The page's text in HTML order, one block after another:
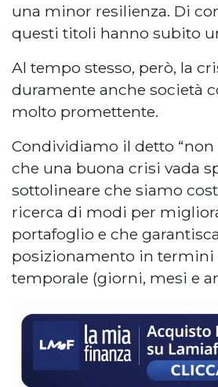
una minor resilienza. Di
questi titoli hanno subito
Al tempo stesso, però, la
duramente anche società
molto promettente.
Condividiamo il detto “non
che una buona crisi vada
sottolineare che siamo
ricerca di modi per
portafoglio e che
posizionamento in termini
temporale (giorni, mesi e